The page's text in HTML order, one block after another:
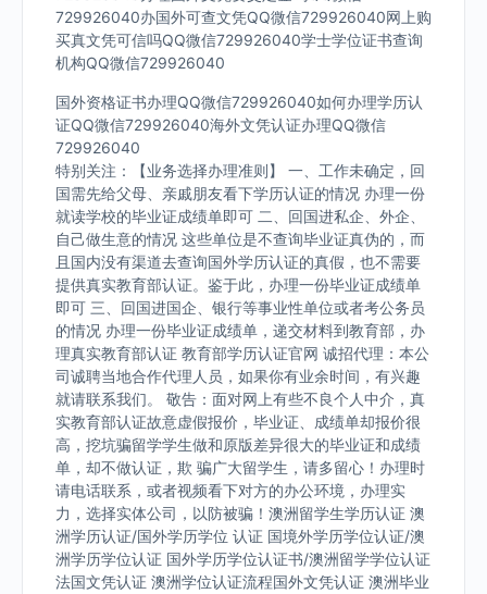
729926040办国外可查文凭QQ微信729926040网上购
买真文凭可信吗QQ微信729926040学士学位证书查询
机构QQ微信729926040
国外资格证书办理QQ微信729926040如何办理学历认
证QQ微信729926040海外文凭认证办理QQ微信
729926040
特别关注：【业务选择办理准则】 一、工作未确定，回
国需先给父母、亲戚朋友看下学历认证的情况 办理一份
就读学校的毕业证成绩单即可 二、回国进私企、外企、
自己做生意的情况 这些单位是不查询毕业证真伪的，而
且国内没有渠道去查询国外学历认证的真假，也不需要
提供真实教育部认证。鉴于此，办理一份毕业证成绩单
即可 三、回国进国企、银行等事业性单位或者考公务员
的情况 办理一份毕业证成绩单，递交材料到教育部，办
理真实教育部认证 教育部学历认证官网 诚招代理：本公
司诚聘当地合作代理人员，如果你有业余时间，有兴趣
就请联系我们。 敬告：面对网上有些不良个人中介，真
实教育部认证故意虚假报价，毕业证、成绩单却报价很
高，挖坑骗留学学生做和原版差异很大的毕业证和成绩
单，却不做认证，欺 骗广大留学生，请多留心！办理时
请电话联系，或者视频看下对方的办公环境，办理实
力，选择实体公司，以防被骗！澳洲留学生学历认证 澳
洲学历认证/国外学历学位 认证 国境外学历学位认证/澳
洲学历学位认证 国外学历学位认证书/澳洲留学学位认证
法国文凭认证 澳洲学位认证流程国外文凭认证 澳洲毕业